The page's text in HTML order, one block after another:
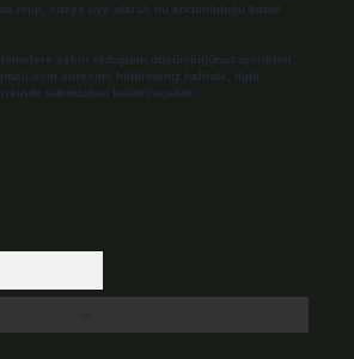
olup, siteye üye olarak bu sorumluluğu kabul
aykırı olduğunu düşündüğünüz içerikleri,
adresine bildirmeniz halinde, ilgili
sitemizden kaldırılacaktır.